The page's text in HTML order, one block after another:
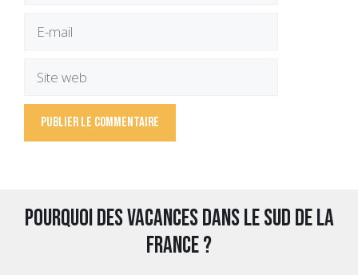
mail
web
Pourquoi des vacances dans le Sud de la
France ?